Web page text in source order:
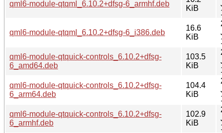
qml6-module-qtqml_6.10.2+dfsg-6_armhf.deb
KiB
qml6-module-qtqml_6.10.2+dfsg-6_i386.deb
16.6
KiB
qml6-module-qtquick-controls_6.10.2+dfsg-
6_amd64.deb
103.5
KiB
qml6-module-qtquick-controls_6.10.2+dfsg-
6_arm64.deb
104.4
KiB
qml6-module-qtquick-controls_6.10.2+dfsg-
6_armhf.deb
102.9
KiB